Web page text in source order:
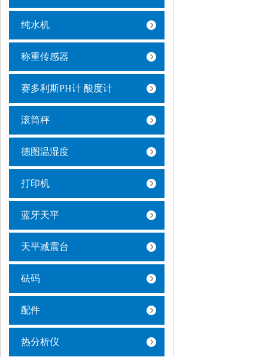
纯水机
称重传感器
赛多利斯PH计 酸度计
滚筒秤
德图温湿度
打印机
蓝牙天平
天平减震台
砝码
配件
热分析仪